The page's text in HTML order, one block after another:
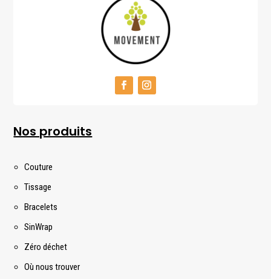
Nos produits
Couture
Tissage
Bracelets
SinWrap
Zéro déchet
Où nous trouver